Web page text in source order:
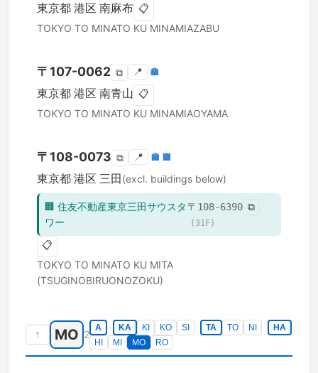
東京都 港区 南麻布 📋
TOKYO TO MINATO KU MINAMIAZABU
〒 107-0062 ⧉ 📍 🏣
東京都 港区 南青山 📋
TOKYO TO MINATO KU MINAMIAOYAMA
〒 108-0073 ⧉ 📍 🏣 🏢
東京都 港区 三田(excl. buildings below)
🏢 住友不動産東京三田サウスタ
ワー
〒 108-6390 ⧉
( 31F)
📋
TOKYO TO MINATO KU MITA
(TSUGINOBIRUONOZOKU)
↑ MO 2
A KA KI KO SI TA TO NI
HA
HI
MI MO RO